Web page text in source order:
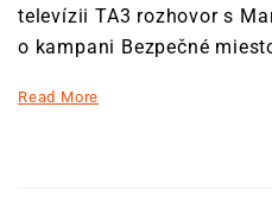
televízii TA3 rozhovor s
o kampani Bezpečné
Read More